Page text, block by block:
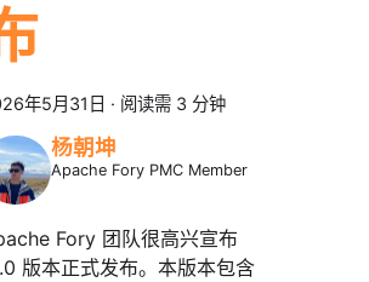
年5月31日 · 阅读需 3 分钟
杨朝坤
Apache Fory PMC Member
Fory 团队很高兴宣布
版本正式发布。本版本包含